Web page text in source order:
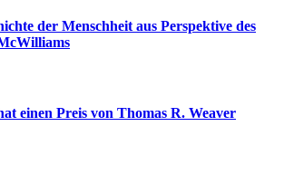
der Menschheit aus Perspektive des
einen Preis von Thomas R. Weaver